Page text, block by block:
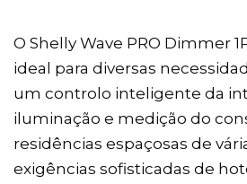
O Shelly Wave PRO Dimmer
ideal para diversas
um controlo inteligente da
iluminação e medição do
residências espaçosas de
exigências sofisticadas de